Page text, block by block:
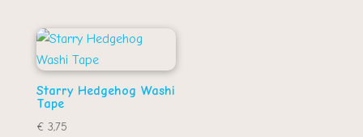
Starry Hedgehog Washi
Tape
€3,75